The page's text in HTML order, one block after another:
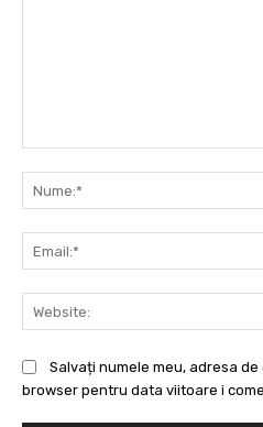
Salvați numele meu, adresa
browser pentru data viitoare i